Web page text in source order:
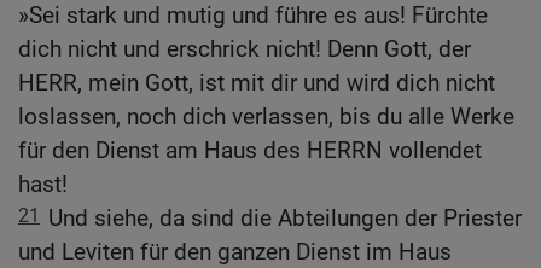
»Sei stark und mutig und führe es aus! Fürchte
dich nicht und erschrick nicht! Denn Gott, der
HERR, mein Gott, ist mit dir und wird dich nicht
loslassen, noch dich verlassen, bis du alle Werke
für den Dienst am Haus des HERRN vollendet
hast!
21
Und siehe, da sind die Abteilungen der Priester
und Leviten für den ganzen Dienst im Haus